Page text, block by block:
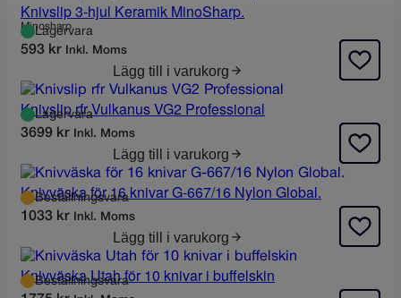
Knivslip 3-hjul Keramik MinoSharp.
Minosharp
Lagervara
593 kr Inkl. Moms
Lägg till i varukorg
Knivslip rfr Vulkanus VG2 Professional
Lagervara
3699 kr Inkl. Moms
Lägg till i varukorg
Knivväska för 16 knivar G-667/16 Nylon Global.
Beställningsvara
1033 kr Inkl. Moms
Lägg till i varukorg
Knivväska Utah för 10 knivar i buffelskin
Beställningsvara